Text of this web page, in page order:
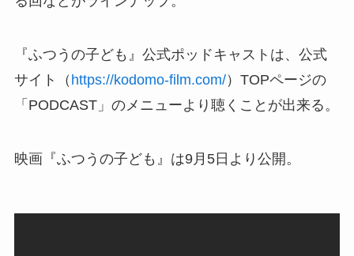
『ふつうの子ども』公式ポッドキャストは、公式
サイト（ https://kodomo-film.com/）TOPページの
「PODCAST」のメニューより聴くことが出来る。
映画『ふつうの子ども』は9月5日より公開。